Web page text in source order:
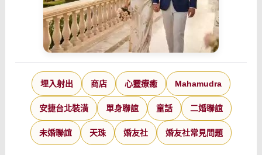
埋入射出 商店 心靈療癒 Mahamudra
安捷台北裝潢 單身聯誼 童話 二婚聯誼
未婚聯誼 天珠 婚友社 婚友社常見問題